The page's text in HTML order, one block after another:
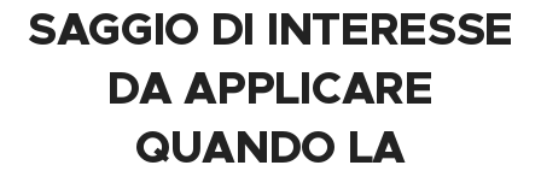
SAGGIO DI INTERESSE
DA APPLICARE
QUANDO LA